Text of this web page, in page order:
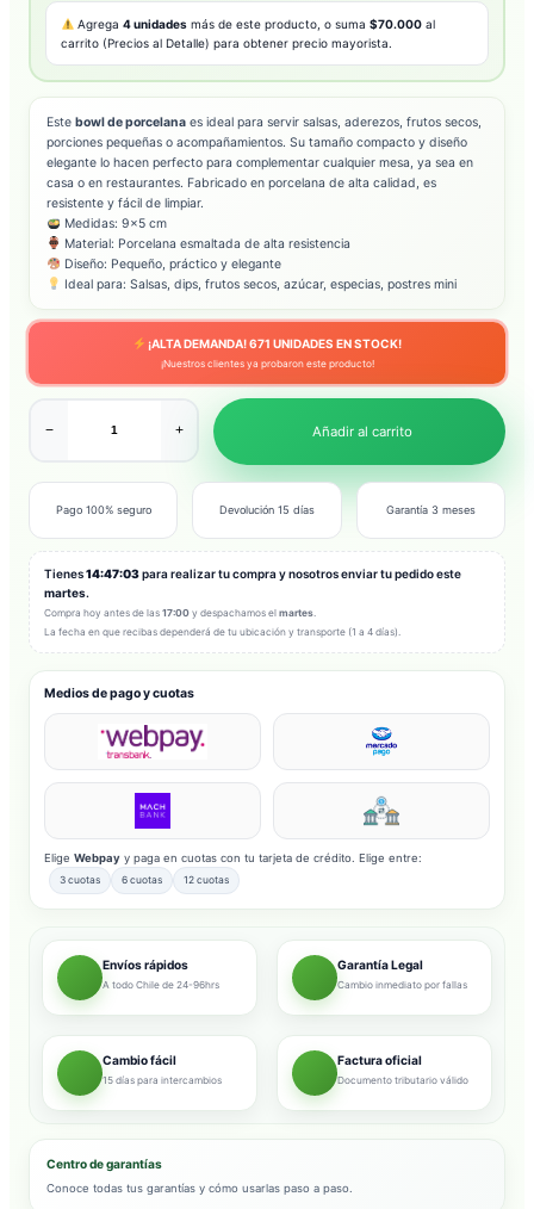
Agrega4 unidades más de este producto, o suma$70.000 al
carrito (Precios al Detalle) para obtener precio mayorista.
Este bowl de porcelana es ideal para servir salsas, aderezos, frutos secos,
porciones pequeñas o acompañamientos. Su tamaño compacto y diseño
elegante lo hacen perfecto para complementar cualquier mesa, ya sea en
casa o en restaurantes. Fabricado en porcelana de alta calidad, es
resistente y fácil de limpiar.
Medidas: 9×5 cm
Material: Porcelana esmaltada de alta resistencia
Diseño: Pequeño, práctico y elegante
Ideal para: Salsas, dips, frutos secos, azúcar, especias, postres mini
¡ALTA DEMANDA!671 UNIDADES EN STOCK!
¡Nuestros clientes ya probaron este producto!
− + Añadir al carrito
Pago 100% seguro Devolución 15 días Garantía 3 meses
Tienes14:47:01para realizar tu compra y nosotros enviar tu pedido este
martes.
Compra hoy antes de las 17:00 y despachamos el martes
La fecha en que recibas dependerá de tu ubicación y transporte (1 a 4 días).
Medios de pago y cuotas
Elige Webpay y paga en cuotas con tu tarjeta de crédito. Elige entre:
3 cuotas 6 cuotas 12 cuotas
Envíos rápidos
A todo Chile de 24-96hrs
Garantía Legal
Cambio inmediato por fallas
Cambio fácil
15 días para intercambios
Factura oficial
Documento tributario válido
Centro de garantías
Conoce todas tus garantías y cómo usarlas paso a paso.